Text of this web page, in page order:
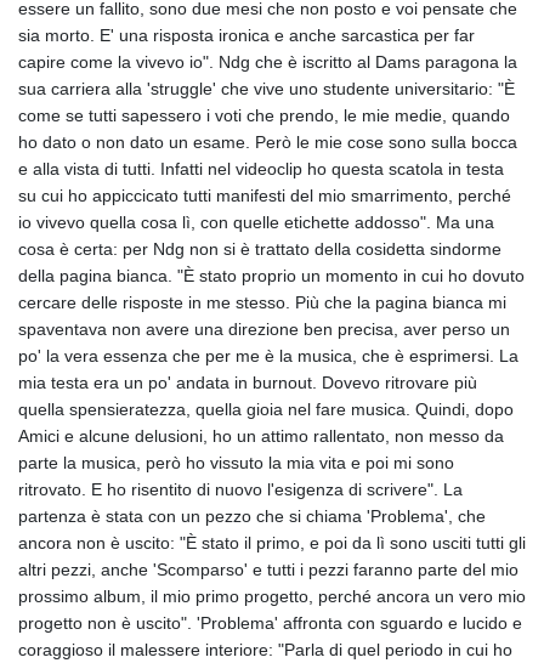
essere un fallito, sono due mesi che non posto e voi pensate che
sia morto. E' una risposta ironica e anche sarcastica per far
capire come la vivevo io". Ndg che è iscritto al Dams paragona la
sua carriera alla 'struggle' che vive uno studente universitario: "È
come se tutti sapessero i voti che prendo, le mie medie, quando
ho dato o non dato un esame. Però le mie cose sono sulla bocca
e alla vista di tutti. Infatti nel videoclip ho questa scatola in testa
su cui ho appiccicato tutti manifesti del mio smarrimento, perché
io vivevo quella cosa lì, con quelle etichette addosso". Ma una
cosa è certa: per Ndg non si è trattato della cosidetta sindorme
della pagina bianca. "È stato proprio un momento in cui ho dovuto
cercare delle risposte in me stesso. Più che la pagina bianca mi
spaventava non avere una direzione ben precisa, aver perso un
po' la vera essenza che per me è la musica, che è esprimersi. La
mia testa era un po' andata in burnout. Dovevo ritrovare più
quella spensieratezza, quella gioia nel fare musica. Quindi, dopo
Amici e alcune delusioni, ho un attimo rallentato, non messo da
parte la musica, però ho vissuto la mia vita e poi mi sono
ritrovato. E ho risentito di nuovo l'esigenza di scrivere". La
partenza è stata con un pezzo che si chiama 'Problema', che
ancora non è uscito: "È stato il primo, e poi da lì sono usciti tutti gli
altri pezzi, anche 'Scomparso' e tutti i pezzi faranno parte del mio
prossimo album, il mio primo progetto, perché ancora un vero mio
progetto non è uscito". 'Problema' affronta con sguardo e lucido e
coraggioso il malessere interiore: "Parla di quel periodo in cui ho